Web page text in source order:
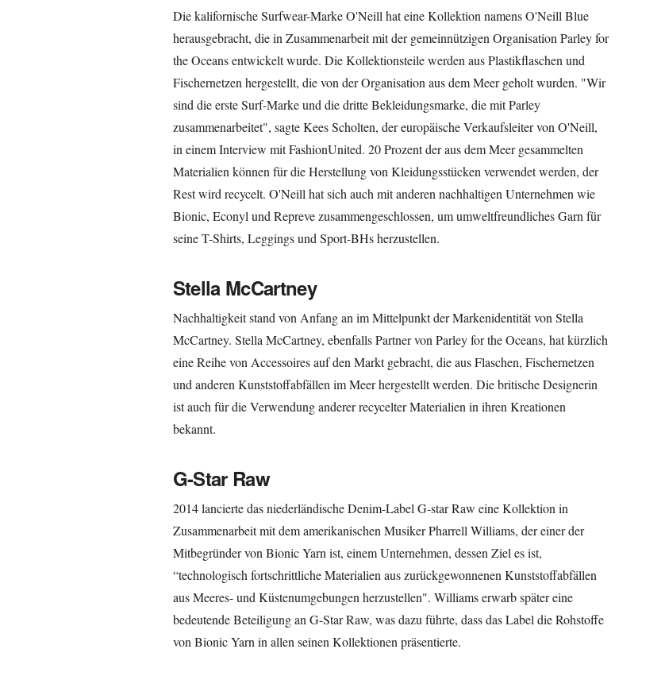
Die kalifornische Surfwear-Marke O'Neill hat eine Kollektion namens O'Neill Blue
herausgebracht, die in Zusammenarbeit mit der gemeinnützigen Organisation Parley for
the Oceans entwickelt wurde. Die Kollektionsteile werden aus Plastikflaschen und
Fischernetzen hergestellt, die von der Organisation aus dem Meer geholt wurden. "Wir
sind die erste Surf-Marke und die dritte Bekleidungsmarke, die mit Parley
zusammenarbeitet", sagte Kees Scholten, der europäische Verkaufsleiter von O'Neill,
in einem Interview mit FashionUnited. 20 Prozent der aus dem Meer gesammelten
Materialien können für die Herstellung von Kleidungsstücken verwendet werden, der
Rest wird recycelt. O'Neill hat sich auch mit anderen nachhaltigen Unternehmen wie
Bionic, Econyl und Repreve zusammengeschlossen, um umweltfreundliches Garn für
seine T-Shirts, Leggings und Sport-BHs herzustellen.
Stella McCartney
Nachhaltigkeit stand von Anfang an im Mittelpunkt der Markenidentität von Stella
McCartney. Stella McCartney, ebenfalls Partner von Parley for the Oceans, hat kürzlich
eine Reihe von Accessoires auf den Markt gebracht, die aus Flaschen, Fischernetzen
und anderen Kunststoffabfällen im Meer hergestellt werden. Die britische Designerin
ist auch für die Verwendung anderer recycelter Materialien in ihren Kreationen
bekannt.
G-Star Raw
2014 lancierte das niederländische Denim-Label G-star Raw eine Kollektion in
Zusammenarbeit mit dem amerikanischen Musiker Pharrell Williams, der einer der
Mitbegründer von Bionic Yarn ist, einem Unternehmen, dessen Ziel es ist,
“technologisch fortschrittliche Materialien aus zurückgewonnenen Kunststoffabfällen
aus Meeres- und Küstenumgebungen herzustellen". Williams erwarb später eine
bedeutende Beteiligung an G-Star Raw, was dazu führte, dass das Label die Rohstoffe
von Bionic Yarn in allen seinen Kollektionen präsentierte.